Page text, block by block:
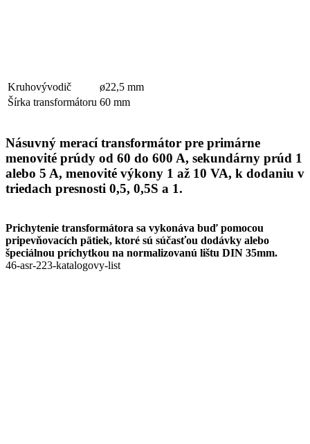
Kruhovývodič
ø22,5 mm
Šírka transformátoru 60 mm
Násuvný merací transformátor pre primárne
menovité prúdy od 60 do 600 A, sekundárny prúd 1
alebo 5 A, menovité výkony 1 až 10 VA, k dodaniu v
triedach presnosti 0,5, 0,5S a 1.
Prichytenie transformátora sa vykonáva buď pomocou
pripevňovacích pätiek, ktoré sú súčasťou dodávky alebo
špeciálnou príchytkou na normalizovanú lištu DIN 35mm.
46-asr-223-katalogovy-list